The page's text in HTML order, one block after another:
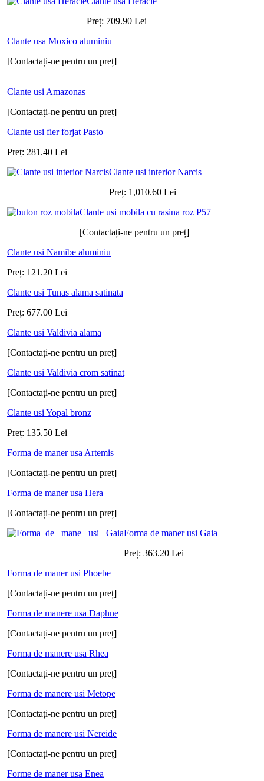
Preț: 709.90 Lei
Clante usa Moxico aluminiu
[Contactați-ne pentru un preț]
Clante usi Amazonas
[Contactați-ne pentru un preț]
Clante usi fier forjat Pasto
Preț: 281.40 Lei
Clante usi interior Narcis
Preț: 1,010.60 Lei
Clante usi mobila cu rasina roz P57
[Contactați-ne pentru un preț]
Clante usi Namibe aluminiu
Preț: 121.20 Lei
Clante usi Tunas alama satinata
Preț: 677.00 Lei
Clante usi Valdivia alama
[Contactați-ne pentru un preț]
Clante usi Valdivia crom satinat
[Contactați-ne pentru un preț]
Clante usi Yopal bronz
Preț: 135.50 Lei
Forma de maner usa Artemis
[Contactați-ne pentru un preț]
Forma de maner usa Hera
[Contactați-ne pentru un preț]
Forma de maner usi Gaia
Preț: 363.20 Lei
Forma de maner usi Phoebe
[Contactați-ne pentru un preț]
Forma de manere usa Daphne
[Contactați-ne pentru un preț]
Forma de manere usa Rhea
[Contactați-ne pentru un preț]
Forma de manere usi Metope
[Contactați-ne pentru un preț]
Forma de manere usi Nereide
[Contactați-ne pentru un preț]
Forme de maner usa Enea